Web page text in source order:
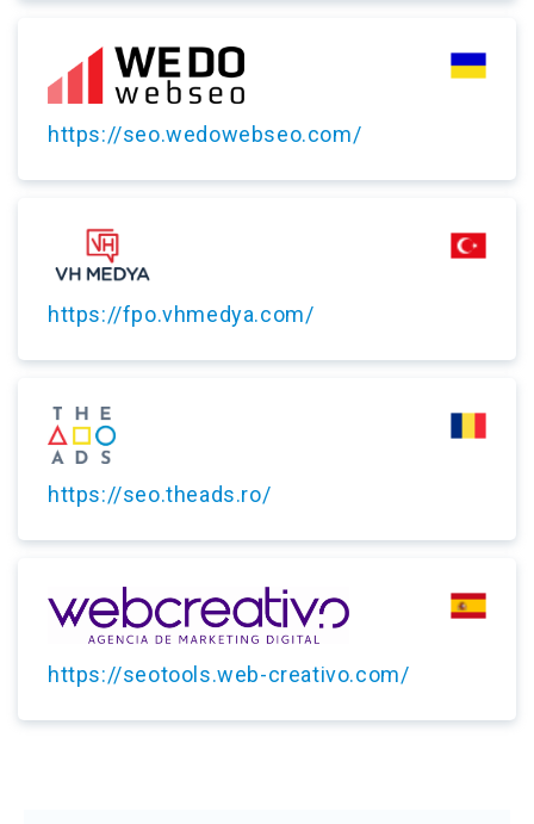
https://seo.wedowebseo.com/
https://fpo.vhmedya.com/
https://seo.theads.ro/
https://seotools.web-creativo.com/